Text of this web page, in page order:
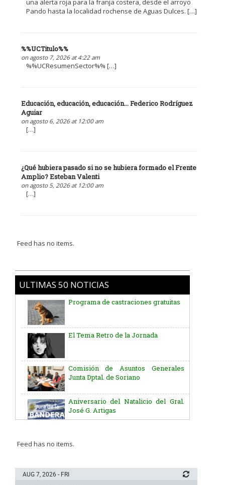
Pando hasta la localidad rochense de Aguas Dulces. […]
%%UCTitulo%%
on agosto 7, 2026 at 4:22 am
%%UCResumenSector%% […]
Educación, educación, educación... Federico Rodríguez
Aguiar
on agosto 6, 2026 at 12:00 am
[…]
¿Qué hubiera pasado si no se hubiera formado el Frente
Amplio? Esteban Valenti
on agosto 5, 2026 at 12:00 am
[…]
Feed has no items.
ULTIMAS 50 NOTICIAS
Programa de castraciones gratuitas
El Tema Retro de la Jornada
Comisión de Asuntos Generales
Junta Dptal. de Soriano
Aniversario del Natalicio del Gral.
José G. Artigas
Junta Dptal. de Soriano
Feed has no items.
AUG 7, 2026 - FRI